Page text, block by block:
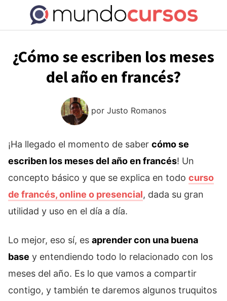
contenido
¿Cómo se escriben los meses
del año en francés?
por Justo Romanos
¡Ha llegado el momento de saber cómo se
escriben los meses del año en francés! Un
concepto básico y que se explica en todo curso
de francés, online o presencial, dada su gran
utilidad y uso en el día a día.
Lo mejor, eso sí, es aprender con una buena
base y entendiendo todo lo relacionado con los
meses del año. Es lo que vamos a compartir
contigo, y también te daremos algunos truquitos